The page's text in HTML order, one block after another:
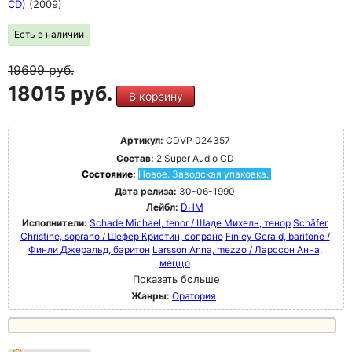
CD) (2009)
Есть в наличии
19699руб.
18015 руб. В корзину
Артикул: CDVP 024357
Состав: 2 Super Audio CD
Состояние: Новое. Заводская упаковка.
Дата релиза: 30-06-1990
Лейбл: DHM
Исполнители: Schade Michael, tenor / Шаде Михель, тенор Schäfer
Christine, soprano / Шефер Кристин, сопрано Finley Gerald, baritone /
Финли Джеральд, баритон Larsson Anna, mezzo / Ларссон Анна,
меццо
Показать больше
Жанры: Оратория